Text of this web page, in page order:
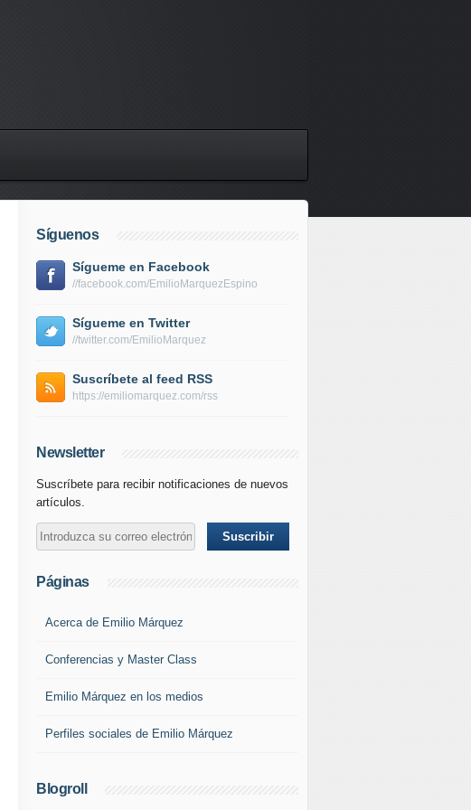
Síguenos
Sígueme en Facebook
//facebook.com/EmilioMarquezEspino
Sígueme en Twitter
//twitter.com/EmilioMarquez
Suscríbete al feed RSS
https://emiliomarquez.com/rss
Newsletter
Suscríbete para recibir notificaciones de nuevos
artículos.
Páginas
Acerca de Emilio Márquez
Conferencias y Master Class
Emilio Márquez en los medios
Perfiles sociales de Emilio Márquez
Blogroll